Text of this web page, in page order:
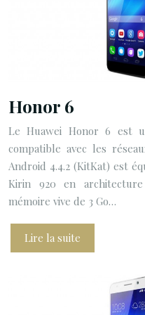
Honor 6
Le Huawei Honor 6 est
compatible avec les
Android 4.4.2 (KitKat) est
Kirin 920 en architecture
mémoire vive de 3 Go…
Lire la suite